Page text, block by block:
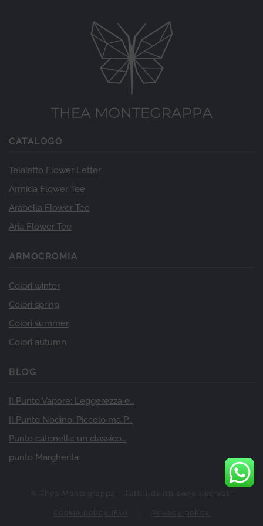
CATALOGO
Telaietto Flower Letter
Armida Flower Tee
Arabella Flower Tee
Aria Flower Tee
ARMOCROMIA
Colori winter
Colori spring
Colori summer
Colori autumn
BLOG
Il Punto Vapore: Leggerezza e…
Il Punto Nodino: Piccolo ma P…
Punto catenella: un classico…
punto Margherita